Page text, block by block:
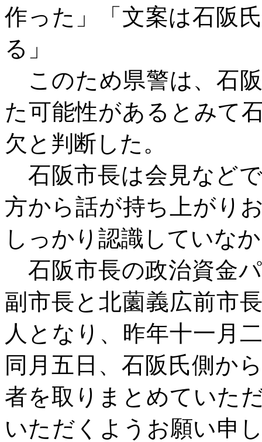
作った」「文案は石阪
る」
このため県警は、石
た可能性があるとみて
欠と判断した。
石阪市長は会見など
方から話が持ち上がり
しっかり認識していな
石阪市長の政治資金
副市長と北薗義広前市
人となり、昨年十一月
同月五日、石阪氏側か
者を取りまとめていた
いただくようお願い申